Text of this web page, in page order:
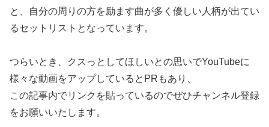
と、自分の周りの方を励ます曲が多く優しい人柄が出てい
るセットリストとなっています。
つらいとき、クスっとしてほしいとの思いでYouTubeに
様々な動画をアップしているとPRもあり、
この記事内でリンクを貼っているのでぜひチャンネル登録
をお願いいたします。